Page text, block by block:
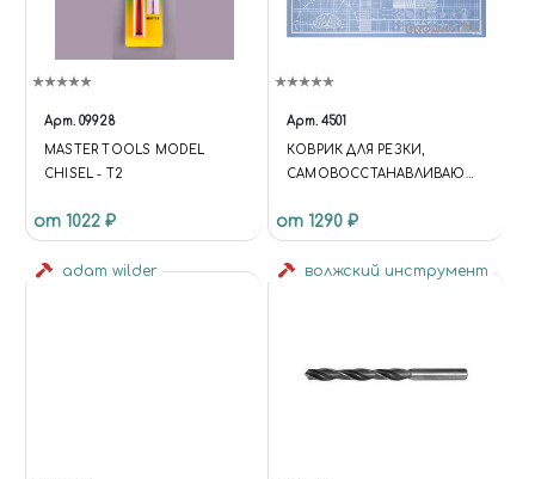
Арт. 09928
MASTER TOOLS MODEL
CHISEL - T2
от 1022 ₽
Арт. 4501
КОВРИК ДЛЯ РЕЗКИ,
САМОВОССТАНАВЛИВАЮЩ
Х 900
от 1290 ₽
adam wilder волжский инструмент